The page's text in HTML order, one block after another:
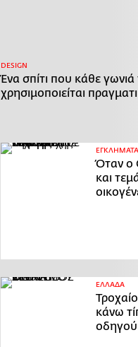
DESIGN
Ένα σπίτι που κάθε γωνιά
χρησιμοποιείται
ΕΓΚΛΗΜΑΤΑ
Όταν ο
και
ΕΛΛΑΔΑ
κάνω